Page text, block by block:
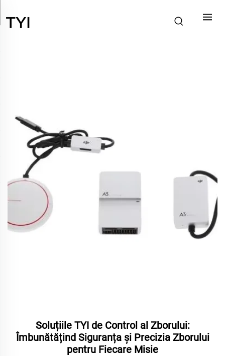
Soluțiile TYI de Control al Zborului:
Îmbunătățind Siguranța și Precizia Zborului
pentru Fiecare Misie